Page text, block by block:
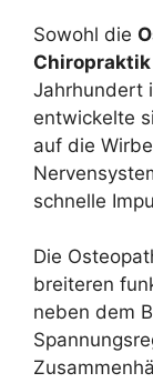
Sowohl die
Chiropraktik
Jahrhundert
entwickelte
auf die
schnelle
Die
breiteren
neben dem